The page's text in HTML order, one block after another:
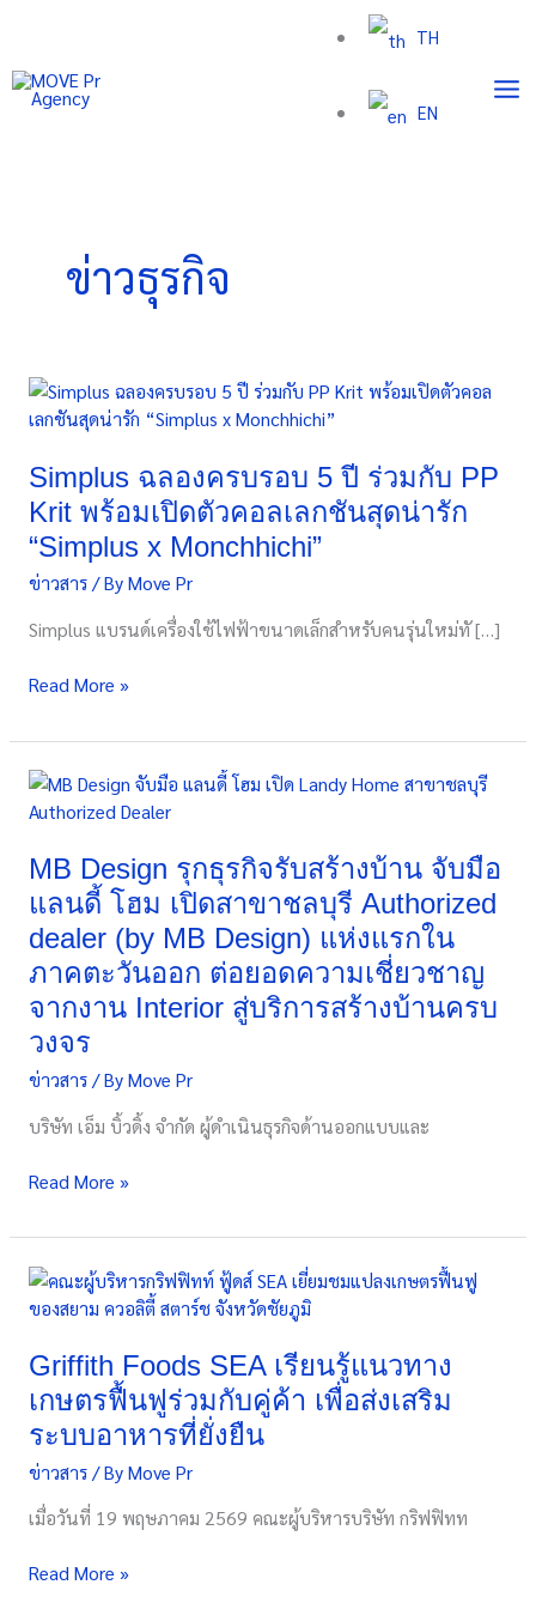
content
TH
EN
ข่าวธุรกิจ
Simplus ฉลองครบรอบ 5 ปี ร่วมกับ PP
Krit พร้อมเปิดตัวคอลเลกชันสุดน่ารัก
“Simplus x Monchhichi”
ข่าวสาร/ ByMove Pr
Simplus แบรนด์เครื่องใช้ไฟฟ้าขนาดเล็กสำหรับคนรุ่นใหม่ทั […]
Simplus
ฉลอง
รอบ
5
ปี
ร่วม
กับ
Krit
เปิด
คอล
เลก
ชัน
น่า
รัก
“Simplus
x
Monchhichi”
Read More »
MB Design รุกธุรกิจรับสร้างบ้าน จับมือ
แลนดี้ โฮม เปิดสาขาชลบุรี Authorized
dealer (by MB Design) แห่งแรกใน
ภาคตะวันออก ต่อยอดความเชี่ยวชาญ
จากงาน Interior สู่บริการสร้างบ้านครบ
วงจร
ข่าวสาร/ ByMove Pr
บริษัท เอ็ม บิ้วดิ้ง จำกัด ผู้ดำเนินธุรกิจด้านออกแบบและ
MB
Design
ธุรกิจ
รับ
สร้าง
บ้าน
จับ
มือ
แลน
ดี้
โฮม
เปิด
สาขา
Authorized
MB
Design)
แรก
ใน
ภาค
ตะวัน
ออก
ต่อย
อด
เชี่ยวชาญ
Read More »
Griffith Foods SEA เรียนรู้แนวทาง
เกษตรฟื้นฟูร่วมกับคู่ค้า เพื่อส่งเสริม
ระบบอาหารที่ยั่งยืน
ข่าวสาร/ ByMove Pr
เมื่อวันที่ 19 พฤษภาคม 2569 คณะผู้บริหารบริษัท กริฟฟิทท
Griffith
Foods
เรียน
รู้
แนวทาง
เกษตร
ฟื้นฟู
ร่วม
กับ
ค้า
Read More »